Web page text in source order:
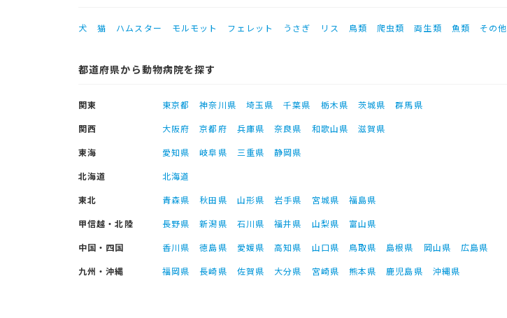
犬 猫 ハムスター モルモット フェレット うさぎ リス 鳥類 爬虫類 両生類 魚類 その他
都道府県から動物病院を探す
関東 東京都 神奈川県 埼玉県 千葉県 栃木県 茨城県
群馬県
関西
大阪府 京都府 兵庫県 奈良県 和歌山県
滋賀県
東海
愛知県 岐阜県 三重県
静岡県
北海道
北海道
東北
青森県 秋田県 山形県 岩手県 宮城県
福島県
甲信越・北陸
長野県 新潟県 石川県 福井県 山梨県
富山県
中国・四国
香川県 徳島県 愛媛県 高知県 山口県 鳥取県 島根県 岡山県
広島県
九州・沖縄
福岡県 長崎県 佐賀県 大分県 宮崎県 熊本県 鹿児島県 沖縄県